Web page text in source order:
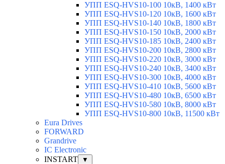
УПП ESQ-HVS10-100 10кВ, 1400 кВт
УПП ESQ-HVS10-120 10кВ, 1600 кВт
УПП ESQ-HVS10-140 10кВ, 1800 кВт
УПП ESQ-HVS10-150 10кВ, 2000 кВт
УПП ESQ-HVS10-185 10кВ, 2400 кВт
УПП ESQ-HVS10-200 10кВ, 2800 кВт
УПП ESQ-HVS10-220 10кВ, 3000 кВт
УПП ESQ-HVS10-240 10кВ, 3400 кВт
УПП ESQ-HVS10-300 10кВ, 4000 кВт
УПП ESQ-HVS10-410 10кВ, 5600 кВт
УПП ESQ-HVS10-480 10кВ, 6500 кВт
УПП ESQ-HVS10-580 10кВ, 8000 кВт
УПП ESQ-HVS10-800 10кВ, 11500 кВт
Eura Drives
FORWARD
Grandrive
IC Electronic
INSTART
▼